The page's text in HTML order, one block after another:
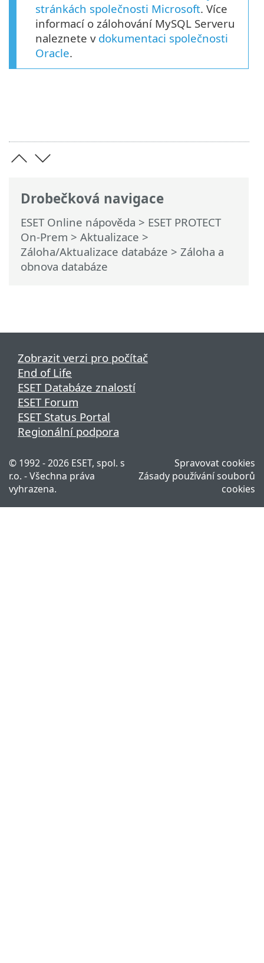
Drobečková navigace
ESET Online nápověda > ESET PROTECT
On-Prem > Aktualizace >
Záloha/Aktualizace databáze > Záloha a
obnova databáze
stránkách společnosti Microsoft. Více
informací o zálohování MySQL Serveru
naleznete v dokumentaci společnosti
Oracle.
Zobrazit verzi pro počítač
End of Life
ESET Databáze znalostí
ESET Forum
ESET Status Portal
Regionální podpora
© 1992 - 2026 ESET, spol. s
r.o. - Všechna práva
vyhrazena.
Spravovat cookies
Zásady používání souborů
cookies